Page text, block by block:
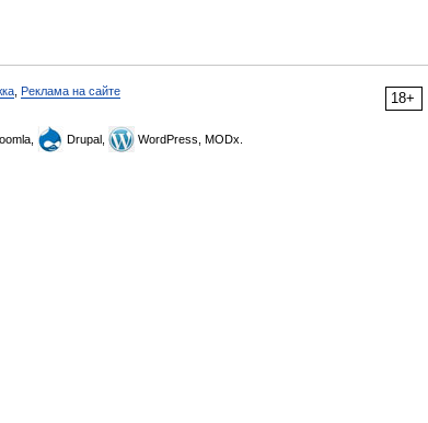
18+
Реклама на сайте
Drupal, WordPress, MODx.